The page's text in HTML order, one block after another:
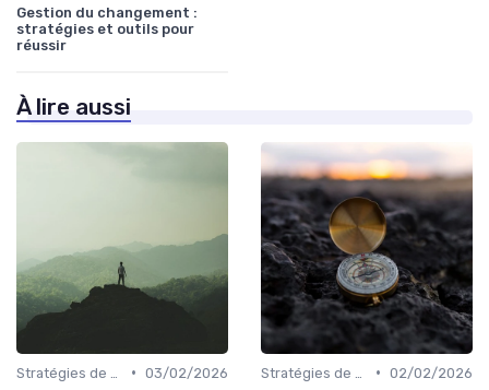
Gestion du changement :
stratégies et outils pour
réussir
À lire aussi
• 03/02/2026
• 02/02/2026